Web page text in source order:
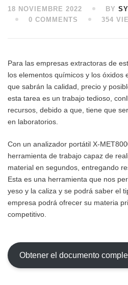
18 NOVIEMBRE 2022 BY
0 COMMENTS
354
Para las empresas extractoras de
los elementos químicos y los óxidos
que sabrán la calidad, precio y
esta tarea es un trabajo tedioso,
recursos, debido a que, tiene que
en laboratorios.
Con un analizador portátil X-
herramienta de trabajo capaz de
material en segundos, entregando
Esta es una herramienta que nos
yeso y la caliza y se podrá saber el
empresa podrá ofrecer su materia
competitivo.
Obtener el documento